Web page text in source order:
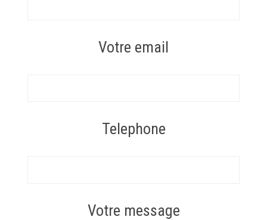
Votre email
Telephone
Votre message